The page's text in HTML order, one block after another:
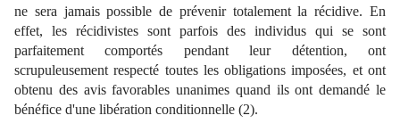
ne sera jamais possible de prévenir totalement la récidive. En
effet, les récidivistes sont parfois des individus qui se sont
parfaitement comportés pendant leur détention, ont
scrupuleusement respecté toutes les obligations imposées, et ont
obtenu des avis favorables unanimes quand ils ont demandé le
bénéfice d'une libération conditionnelle (2).